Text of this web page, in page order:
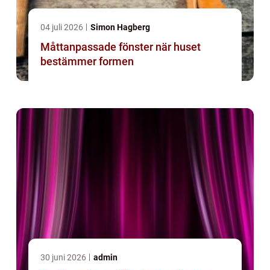
04 juli 2026 Simon Hagberg
Måttanpassade fönster när huset
bestämmer formen
30 juni 2026 admin